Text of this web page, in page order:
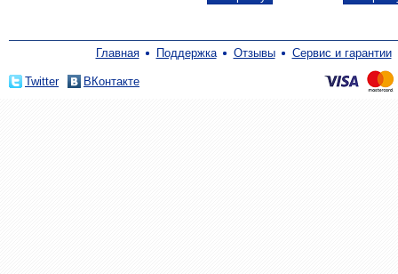
Главная Поддержка Отзывы Сервис и гарантии
Twitter ВКонтакте